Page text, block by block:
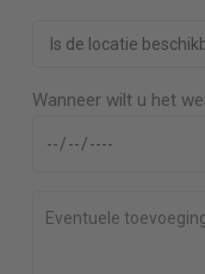
Wanneer wilt u het